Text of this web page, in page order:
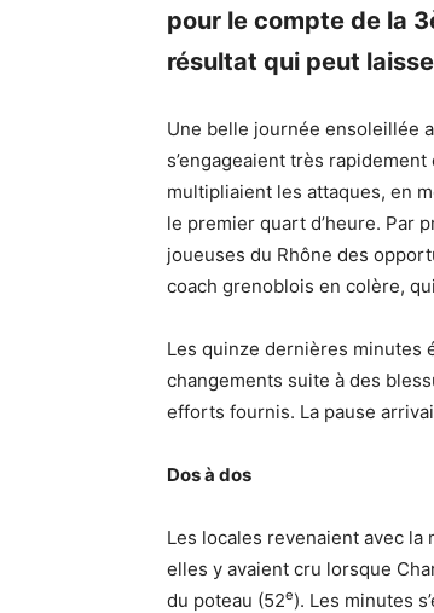
pour le compte de la
résultat qui peut
Une belle journée ensoleillée
s’engageaient très
multipliaient les attaques, en
le premier quart d’heure. Par
joueuses du Rhône des
coach grenoblois en colère,
Les quinze dernières minutes
changements suite à des
efforts fournis. La pause
Dos à dos
Les locales revenaient avec
elles y avaient cru lorsque
du poteau (52e). Les minutes